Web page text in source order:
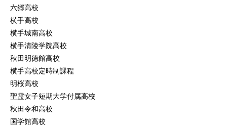
六郷高校
横手高校
横手城南高校
横手清陵学院高校
秋田明徳館高校
横手高校定時制課程
明桜高校
聖霊女子短期大学付属高校
秋田令和高校
国学館高校